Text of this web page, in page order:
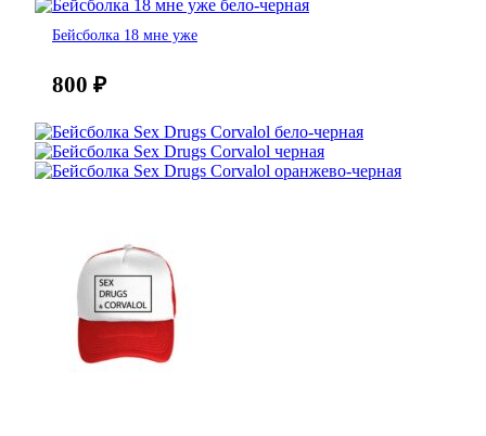
Бейсболка 18 мне уже
800 ₽